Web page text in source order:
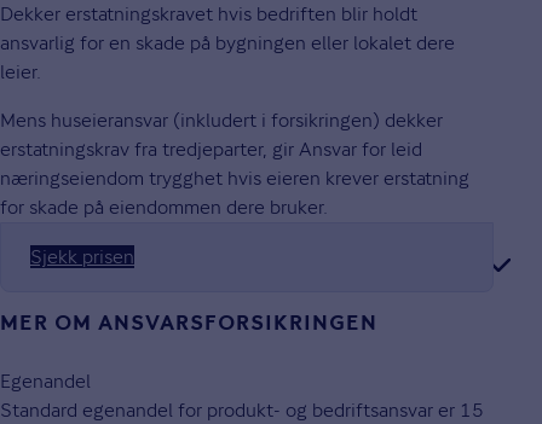
Dekker erstatningskravet hvis bedriften blir holdt
ansvarlig for en skade på bygningen eller lokalet dere
leier.
Mens huseieransvar (inkludert i forsikringen) dekker
erstatningskrav fra tredjeparter, gir Ansvar for leid
næringseiendom trygghet hvis eieren krever erstatning
for skade på eiendommen dere bruker.
Sjekk prisen
MER OM ANSVARSFORSIKRINGEN
Egenandel
Standard egenandel for produkt- og bedriftsansvar er 15